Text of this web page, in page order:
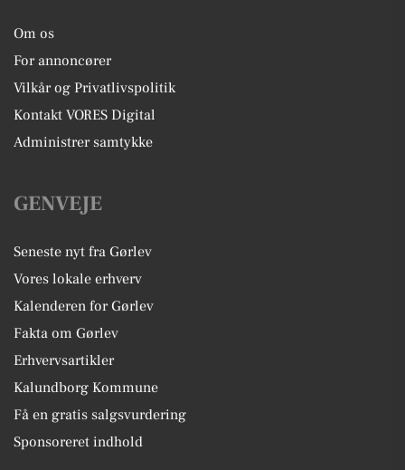
Om os
For annoncører
Vilkår og Privatlivspolitik
Kontakt VORES Digital
Administrer samtykke
GENVEJE
Seneste nyt fra Gørlev
Vores lokale erhverv
Kalenderen for Gørlev
Fakta om Gørlev
Erhvervsartikler
Kalundborg Kommune
Få en gratis salgsvurdering
Sponsoreret indhold